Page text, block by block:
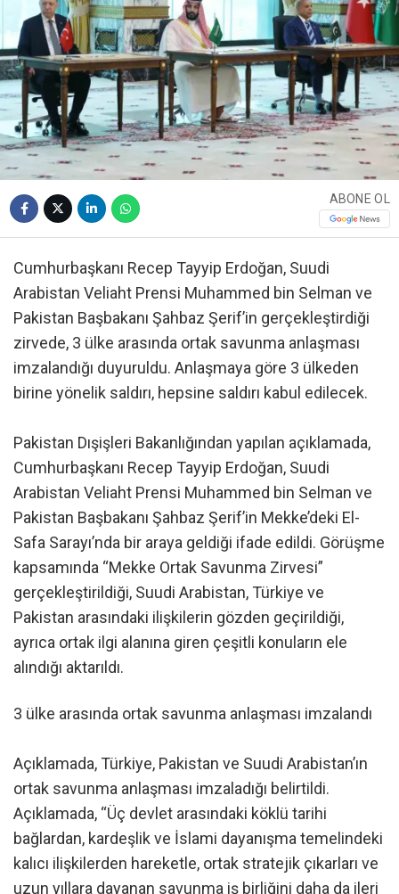
ABONE OL
Cumhurbaşkanı Recep Tayyip Erdoğan, Suudi
Arabistan Veliaht Prensi Muhammed bin Selman ve
Pakistan Başbakanı Şahbaz Şerif’in gerçekleştirdiği
zirvede, 3 ülke arasında ortak savunma anlaşması
imzalandığı duyuruldu. Anlaşmaya göre 3 ülkeden
birine yönelik saldırı, hepsine saldırı kabul edilecek.
Pakistan Dışişleri Bakanlığından yapılan açıklamada,
Cumhurbaşkanı Recep Tayyip Erdoğan, Suudi
Arabistan Veliaht Prensi Muhammed bin Selman ve
Pakistan Başbakanı Şahbaz Şerif’in Mekke’deki El-
Safa Sarayı’nda bir araya geldiği ifade edildi. Görüşme
kapsamında “Mekke Ortak Savunma Zirvesi”
gerçekleştirildiği, Suudi Arabistan, Türkiye ve
Pakistan arasındaki ilişkilerin gözden geçirildiği,
ayrıca ortak ilgi alanına giren çeşitli konuların ele
alındığı aktarıldı.
3 ülke arasında ortak savunma anlaşması imzalandı
Açıklamada, Türkiye, Pakistan ve Suudi Arabistan’ın
ortak savunma anlaşması imzaladığı belirtildi.
Açıklamada, “Üç devlet arasındaki köklü tarihi
bağlardan, kardeşlik ve İslami dayanışma temelindeki
kalıcı ilişkilerden hareketle, ortak stratejik çıkarları ve
uzun yıllara dayanan savunma iş birliğini daha da ileri